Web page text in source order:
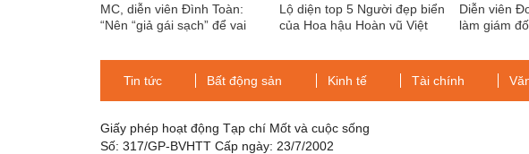
MC, diễn viên Đình Toàn:
“Nên “giả gái sạch” để vai
Lộ diện top 5 Người đẹp biển
của Hoa hậu Hoàn vũ Việt
Diễn viên
làm giám
Tin tức Bất động sản Kinh tế Tài chính
Giấy phép hoạt động Tạp chí Mốt và cuộc sống
Số: 317/GP-BVHTT Cấp ngày: 23/7/2002